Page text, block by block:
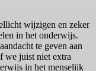
wijzigen en zeker
in het onderwijs.
te geven aan
we juist niet extra
in het menselijk